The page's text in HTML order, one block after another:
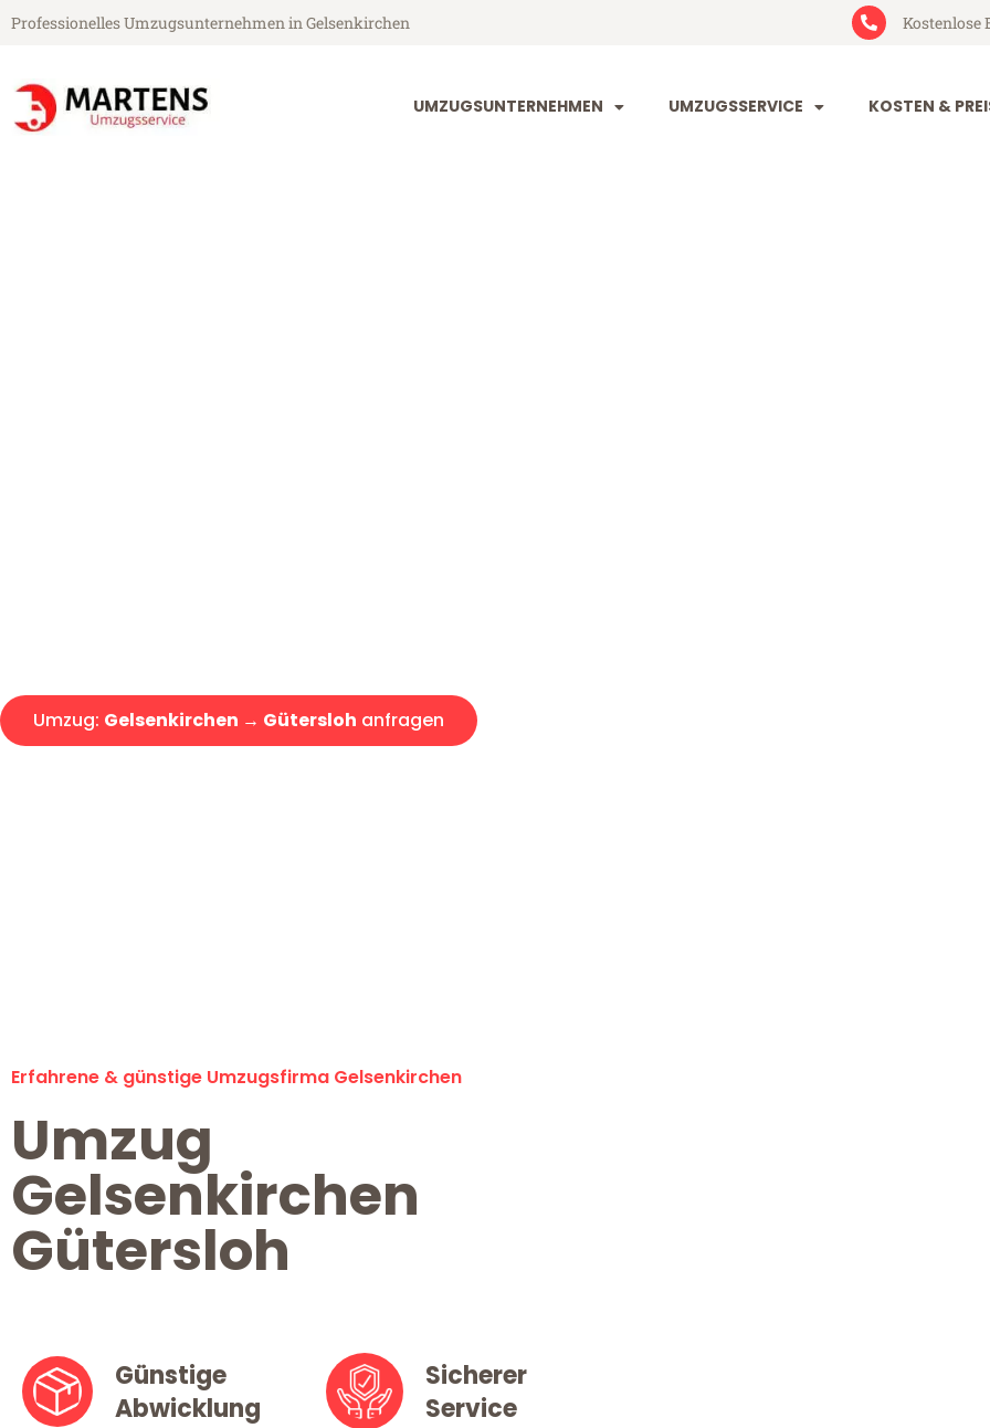
Professionelles Umzugsunternehmen in Gelsenkirchen Kostenlose
UMZUGSUNTERNEHMEN UMZUGSSERVICE KOSTEN &
Umzug: Gelsenkirchen → Gütersloh anfragen
Erfahrene & günstige Umzugsfirma Gelsenkirchen
Umzug
Gelsenkirchen
Gütersloh
Günstige
Abwicklung
Sicherer
Service